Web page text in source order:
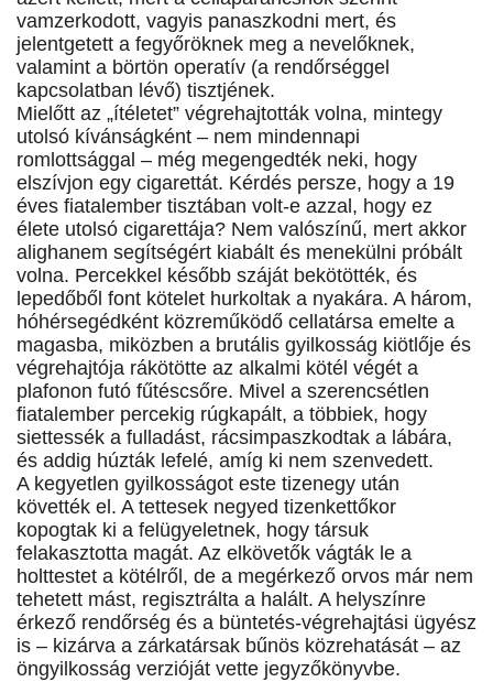
vamzerkodott, vagyis panaszkodni mert, és
jelentgetett a fegyőröknek meg a nevelőknek,
valamint a börtön operatív (a rendőrséggel
kapcsolatban lévő) tisztjének.
Mielőtt az „ítéletet” végrehajtották volna, mintegy
utolsó kívánságként – nem mindennapi
romlottsággal – még megengedték neki, hogy
elszívjon egy cigarettát. Kérdés persze, hogy a 19
éves fiatalember tisztában volt-e azzal, hogy ez
élete utolsó cigarettája? Nem valószínű, mert akkor
alighanem segítségért kiabált és menekülni próbált
volna. Percekkel később száját bekötötték, és
lepedőből font kötelet hurkoltak a nyakára. A három,
hóhérsegédként közreműködő cellatársa emelte a
magasba, miközben a brutális gyilkosság kiötlője és
végrehajtója rákötötte az alkalmi kötél végét a
plafonon futó fűtéscsőre. Mivel a szerencsétlen
fiatalember percekig rúgkapált, a többiek, hogy
siettessék a fulladást, rácsimpaszkodtak a lábára,
és addig húzták lefelé, amíg ki nem szenvedett.
A kegyetlen gyilkosságot este tizenegy után
követték el. A tettesek negyed tizenkettőkor
kopogtak ki a felügyeletnek, hogy társuk
felakasztotta magát. Az elkövetők vágták le a
holttestet a kötélről, de a megérkező orvos már nem
tehetett mást, regisztrálta a halált. A helyszínre
érkező rendőrség és a büntetés-végrehajtási ügyész
is – kizárva a zárkatársak bűnös közrehatását – az
öngyilkosság verzióját vette jegyzőkönyvbe.